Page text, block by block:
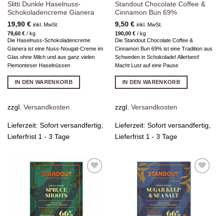
Slitti Dunkle Haselnuss-
Schokoladencreme Gianera
19,90 € inkl. MwSt.
79,60 €/ kg
Die Haselnuss-Schokoladencreme
Gianera ist eine Nuss-Nougat-Creme im
Glas ohne Milch und aus ganz vielen
Piemonteser Haselnüssen
IN DEN WARENKORB
zzgl. Versandkosten
Lieferzeit: Sofort versandfertig,
Lieferfrist 1 - 3 Tage
Standout Chocolate Coffee &
Cinnamon Bun 69%
9,50 € inkl. MwSt.
190,00 €/ kg
Die Standout Chocolate Coffee &
Cinnamon Bun 69% ist eine Tradition aus
Schweden in Schokolade! Allerbest!
Macht Lust auf eine Pause
IN DEN WARENKORB
zzgl. Versandkosten
Lieferzeit: Sofort versandfertig,
Lieferfrist 1 - 3 Tage
Zur
Wunschliste
hinzufügen
Zur
Wunschliste
hinzufügen